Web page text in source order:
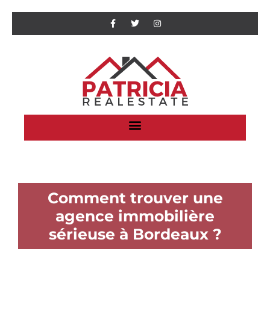
Comment trouver une
agence immobilière
sérieuse à Bordeaux ?